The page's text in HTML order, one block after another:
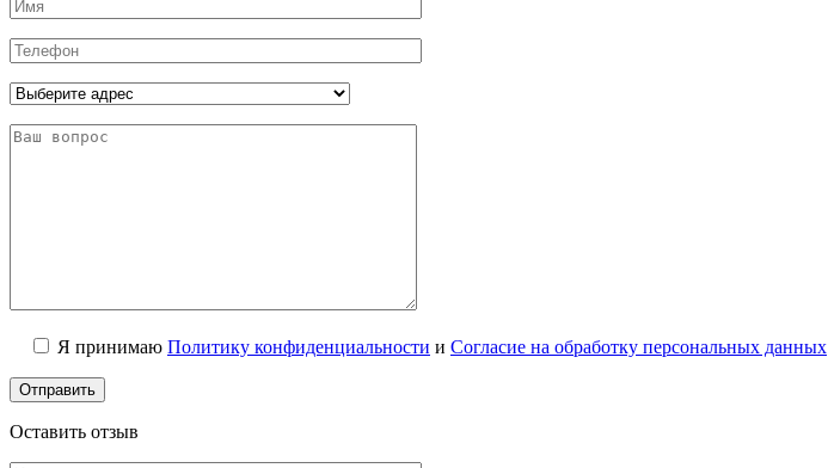
Я принимаю Политику конфиденциальности и Согласие на обработку персональных данных
Оставить отзыв